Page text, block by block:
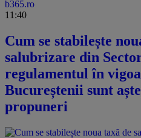
b365.ro
11:40
Cum se stabilește
salubrizare din
regulamentul în
Bucureștenii sunt
propuneri